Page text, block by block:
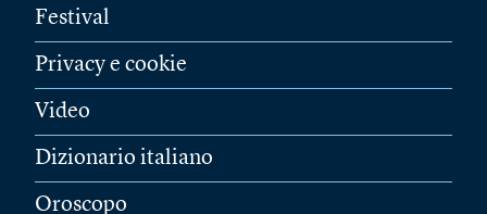
Festival
Privacy e cookie
Video
Dizionario italiano
Oroscopo